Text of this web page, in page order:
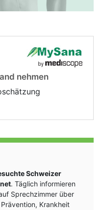
nehmen
Schweizer
. Täglich informieren
Sprechzimmer über
Krankheit